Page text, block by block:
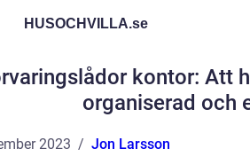
HUSOCHVILLA.se
kontor: Att
organiserad och
2023 Jon Larsson